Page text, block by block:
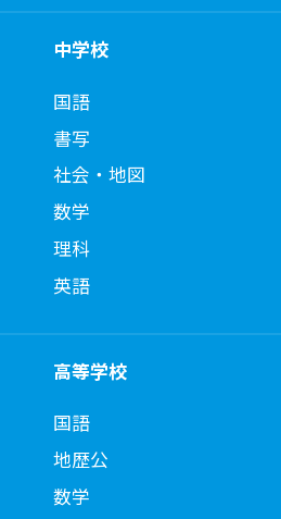
中学校
国語
書写
社会・地図
数学
理科
英語
高等学校
国語
地歴公
数学